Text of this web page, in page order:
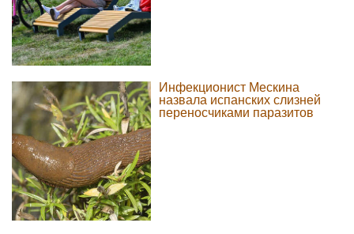
Инфекционист Мескина
назвала испанских слизней
переносчиками паразитов